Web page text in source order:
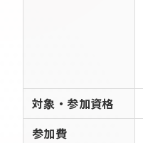
対象・参加資格
参加費